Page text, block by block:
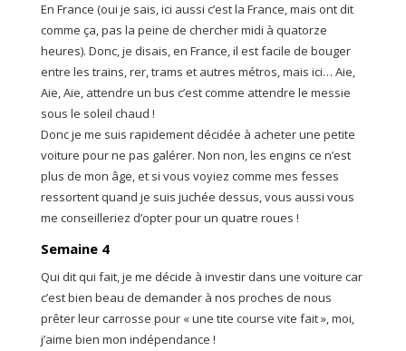
En France (oui je sais, ici aussi c’est la France, mais ont dit
comme ça, pas la peine de chercher midi à quatorze
heures). Donc, je disais, en France, il est facile de bouger
entre les trains, rer, trams et autres métros, mais ici… Aie,
Aie, Aie, attendre un bus c’est comme attendre le messie
sous le soleil chaud !
Donc je me suis rapidement décidée à acheter une petite
voiture pour ne pas galérer. Non non, les engins ce n’est
plus de mon âge, et si vous voyiez comme mes fesses
ressortent quand je suis juchée dessus, vous aussi vous
me conseilleriez d’opter pour un quatre roues !
Semaine 4
Qui dit qui fait, je me décide à investir dans une voiture car
c’est bien beau de demander à nos proches de nous
prêter leur carrosse pour « une tite course vite fait », moi,
j’aime bien mon indépendance !